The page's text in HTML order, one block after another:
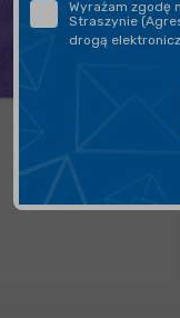
Wyrażam zgodę
Straszynie
drogą